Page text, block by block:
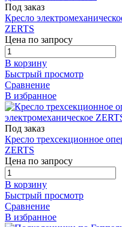
Под заказ
Кресло
ZERTS
Цена по запросу
В корзину
Быстрый просмотр
Сравнение
В избранное
Под заказ
Кресло трехсекционное
ZERTS
Цена по запросу
В корзину
Быстрый просмотр
Сравнение
В избранное